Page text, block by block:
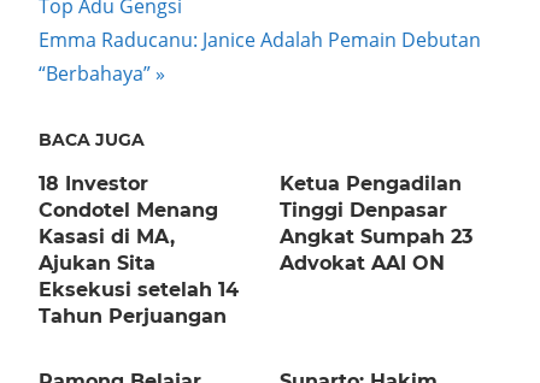
navigation
Top Adu Gengsi
Next
Post:
Emma Raducanu: Janice Adalah Pemain Debutan
“Berbahaya”
BACA JUGA
18 Investor
Condotel Menang
Kasasi di MA,
Ajukan Sita
Eksekusi setelah 14
Tahun Perjuangan
Ketua Pengadilan
Tinggi Denpasar
Angkat Sumpah 23
Advokat AAI ON